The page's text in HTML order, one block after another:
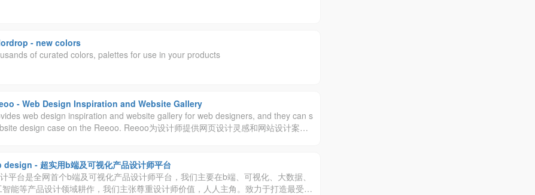
- new colors
of curated colors, palettes for use in your products
- Web Design Inspiration and Website Gallery
web design inspiration and website gallery for web designers, and they can s
design case on the Reeoo. Reeoo为设计师提供网页设计灵感和网站设计案例
design - 超实用b端及可视化产品设计师平台
平台是全网首个b端及可视化产品设计师平台，我们主要在b端、可视化、大数据、
能等产品设计领域耕作，我们主张尊重设计师价值，人人主角。致力于打造最受欢